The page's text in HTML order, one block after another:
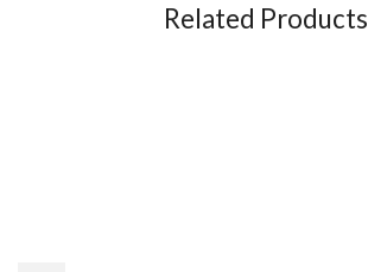
Related Products